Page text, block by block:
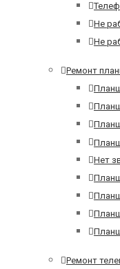
Не
Не
Ремонт
Нет
Ремонт